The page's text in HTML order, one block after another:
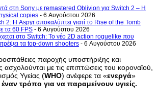
στη Sony με remastered Oblivion για Switch 2 – Η
copies - 6 Αυγούστου 2026
2: Η Aspyr αποκαλύπτει γιατί το Rise of the Tomb
τα 60 FPS - 6 Αυγούστου 2026
στο Switch: Το νέο 2D action roguelike που
τα top-down shooters - 6 Αυγούστου 2026
παροχής υποστήριξης και
με τις επιπτώσεις του κοροναϊού,
Υγείας (WHO) ανέφερε τα «ενεργά»
έναν τρόπο για να παραμείνουν υγιείς.